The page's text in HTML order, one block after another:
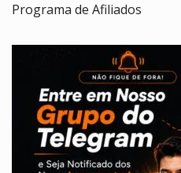
Programa de Afiliados